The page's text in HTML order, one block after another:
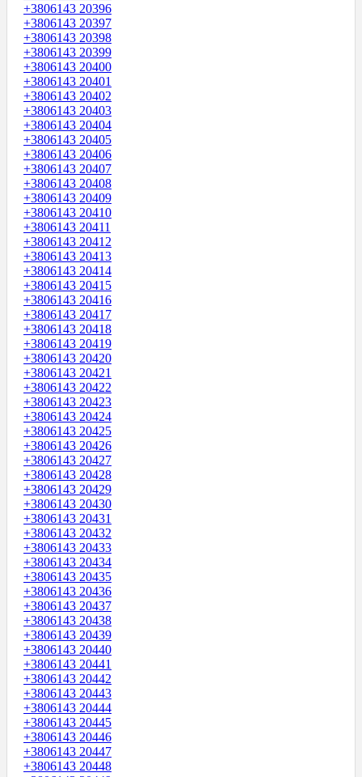
+3806143 20396
+3806143 20397
+3806143 20398
+3806143 20399
+3806143 20400
+3806143 20401
+3806143 20402
+3806143 20403
+3806143 20404
+3806143 20405
+3806143 20406
+3806143 20407
+3806143 20408
+3806143 20409
+3806143 20410
+3806143 20411
+3806143 20412
+3806143 20413
+3806143 20414
+3806143 20415
+3806143 20416
+3806143 20417
+3806143 20418
+3806143 20419
+3806143 20420
+3806143 20421
+3806143 20422
+3806143 20423
+3806143 20424
+3806143 20425
+3806143 20426
+3806143 20427
+3806143 20428
+3806143 20429
+3806143 20430
+3806143 20431
+3806143 20432
+3806143 20433
+3806143 20434
+3806143 20435
+3806143 20436
+3806143 20437
+3806143 20438
+3806143 20439
+3806143 20440
+3806143 20441
+3806143 20442
+3806143 20443
+3806143 20444
+3806143 20445
+3806143 20446
+3806143 20447
+3806143 20448